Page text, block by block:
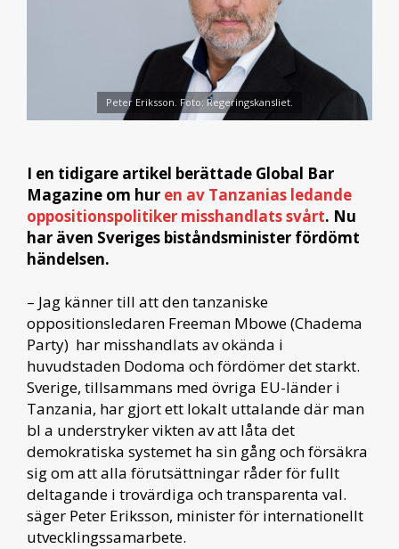
Peter Eriksson. Foto: Regeringskansliet.
I en tidigare artikel berättade Global Bar
Magazine om hur en av Tanzanias ledande
oppositionspolitiker misshandlats svårt. Nu
har även Sveriges biståndsminister fördömt
händelsen.
– Jag känner till att den tanzaniske
oppositionsledaren Freeman Mbowe (Chadema
Party) har misshandlats av okända i
huvudstaden Dodoma och fördömer det starkt.
Sverige, tillsammans med övriga EU-länder i
Tanzania, har gjort ett lokalt uttalande där man
bl a understryker vikten av att låta det
demokratiska systemet ha sin gång och försäkra
sig om att alla förutsättningar råder för fullt
deltagande i trovärdiga och transparenta val.
säger Peter Eriksson, minister för internationellt
utvecklingssamarbete.